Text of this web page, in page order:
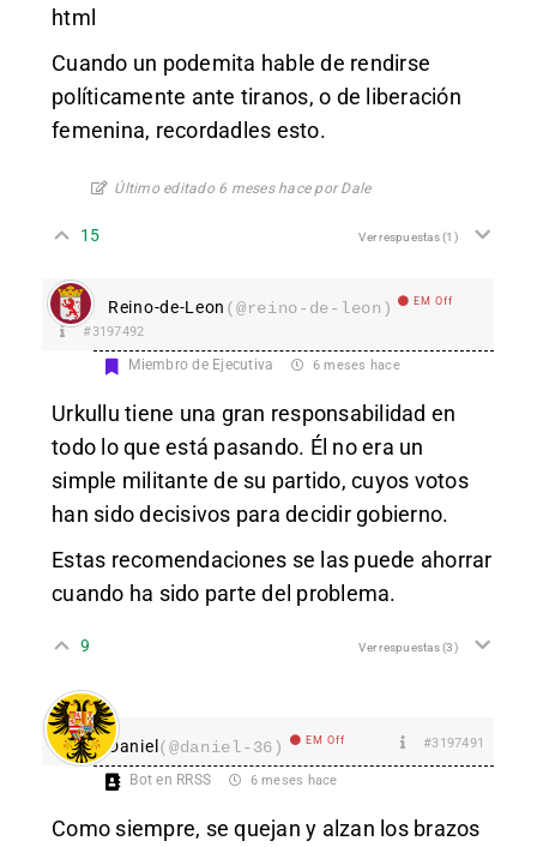
html
Cuando un podemita hable de rendirse
políticamente ante tiranos, o de liberación
femenina, recordadles esto.
Último editado 6 meses hace por Dale
15 Ver respuestas(1)
Reino-de-Leon (@reino-de-leon) EM Off
#3197492
Miembro de Ejecutiva 6 meses hace
Urkullu tiene una gran responsabilidad en
todo lo que está pasando. Él no era un
simple militante de su partido, cuyos votos
han sido decisivos para decidir gobierno.
Estas recomendaciones se las puede ahorrar
cuando ha sido parte del problema.
9 Ver respuestas(3)
Daniel(@daniel-36) EM Off #3197491
Bot en RRSS 6 meses hace
Como siempre, se quejan y alzan los brazos